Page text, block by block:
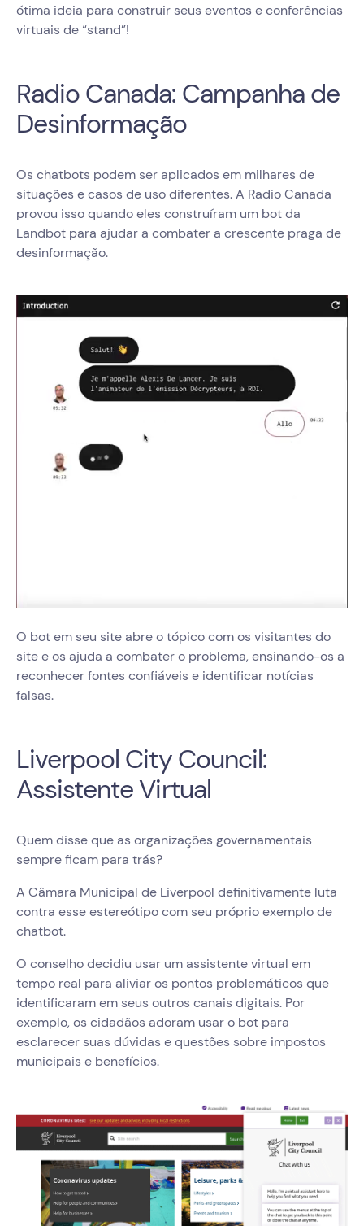
ótima ideia para construir seus eventos e conferências
virtuais de “stand”!
Radio Canada: Campanha de
Desinformação
Os chatbots podem ser aplicados em milhares de
situações e casos de uso diferentes. A Radio Canada
provou isso quando eles construíram um bot da
Landbot para ajudar a combater a crescente praga de
desinformação.
O bot em seu site abre o tópico com os visitantes do
site e os ajuda a combater o problema, ensinando-os a
reconhecer fontes confiáveis e identificar notícias
falsas.
Liverpool City Council:
Assistente Virtual
Quem disse que as organizações governamentais
sempre ficam para trás?
A Câmara Municipal de Liverpool definitivamente luta
contra esse estereótipo com seu próprio exemplo de
chatbot.
O conselho decidiu usar um assistente virtual em
tempo real para aliviar os pontos problemáticos que
identificaram em seus outros canais digitais. Por
exemplo, os cidadãos adoram usar o bot para
esclarecer suas dúvidas e questões sobre impostos
municipais e benefícios.